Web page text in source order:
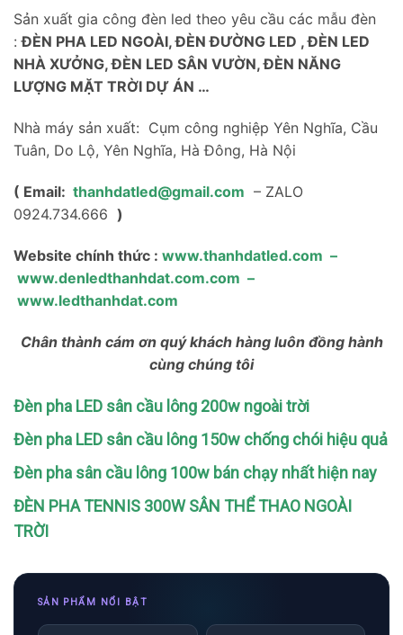
Sản xuất gia công đèn led theo yêu cầu các mẫu đèn
:ĐÈN PHA LED NGOÀI, ĐÈN ĐƯỜNG LED , ĐÈN LED
NHÀ XƯỞNG, ĐÈN LED SÂN VƯỜN, ĐÈN NĂNG
LƯỢNG MẶT TRỜI DỰ ÁN …
Nhà máy sản xuất: Cụm công nghiệp Yên Nghĩa, Cầu
Tuân, Do Lộ, Yên Nghĩa, Hà Đông, Hà Nội
( Email: thanhdatled@gmail.com – ZALO
0924.734.666 )
Website chính thức : www.thanhdatled.com –
www.denledthanhdat.com.com –
www.ledthanhdat.com
Chân thành cám ơn quý khách hàng luôn đồng hành
cùng chúng tôi
Đèn pha LED sân cầu lông 200w ngoài trời
Đèn pha LED sân cầu lông 150w chống chói hiệu quả
Đèn pha sân cầu lông 100w bán chạy nhất hiện nay
ĐÈN PHA TENNIS 300W SÂN THỂ THAO NGOÀI
TRỜI
SẢN PHẨM NỔI BẬT